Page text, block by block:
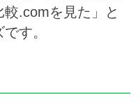
較.comを見た」と
す。